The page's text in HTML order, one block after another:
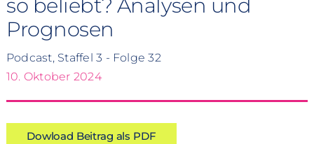
so beliebt? Analysen und
Prognosen
Podcast, Staffel 3 - Folge 32
10. Oktober 2024
Dowload Beitrag als PDF